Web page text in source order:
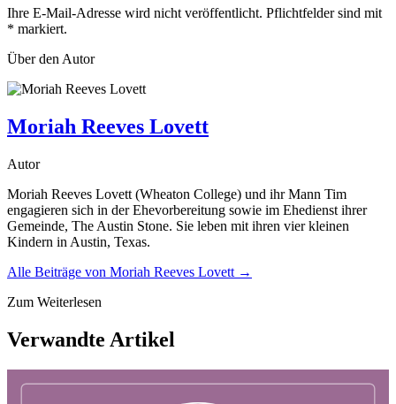
Ihre E-Mail-Adresse wird nicht veröffentlicht. Pflichtfelder sind mit
* markiert.
Über den Autor
Moriah Reeves Lovett
Autor
Moriah Reeves Lovett (Wheaton College) und ihr Mann Tim
engagieren sich in der Ehevorbereitung sowie im Ehedienst ihrer
Gemeinde, The Austin Stone. Sie leben mit ihren vier kleinen
Kindern in Austin, Texas.
Alle Beiträge von Moriah Reeves Lovett →
Zum Weiterlesen
Verwandte Artikel